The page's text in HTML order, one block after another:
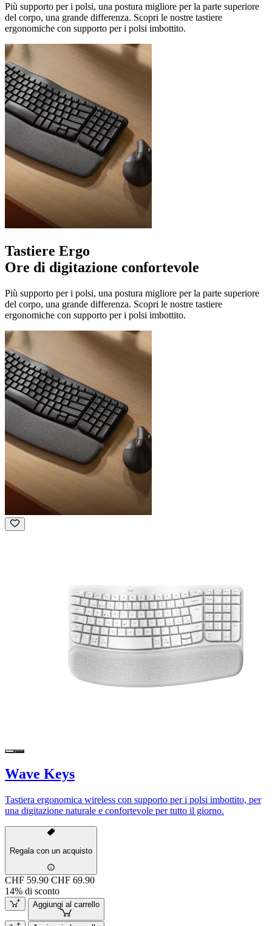
Più supporto per i polsi, una postura migliore per la parte superiore
del corpo, una grande differenza. Scopri le nostre tastiere
ergonomiche con supporto per i polsi imbottito.
Tastiere Ergo
Ore di digitazione confortevole
Più supporto per i polsi, una postura migliore per la parte superiore
del corpo, una grande differenza. Scopri le nostre tastiere
ergonomiche con supporto per i polsi imbottito.
Wave Keys
Tastiera ergonomica wireless con supporto per i polsi imbottito, per
una digitazione naturale e confortevole per tutto il giorno.
Regala con un acquisto
CHF 59.90 CHF 69.90
14% di sconto
Aggiungi al carrello